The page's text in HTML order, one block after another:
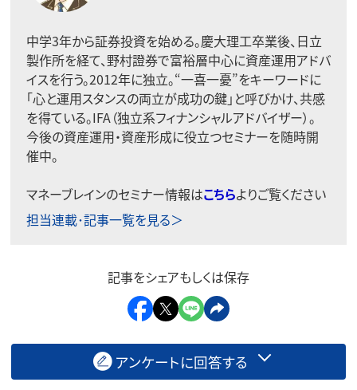
中学3年から証券投資を始める。慶大理工卒業後、日立
製作所を経て、野村證券で富裕層中心に資産運用アドバ
イスを行う。2012年に独立。“一喜一憂”をキーワードに
「心と運用スタンスの両立が成功の鍵」と呼びかけ、共感
を得ている。IFA（独立系フィナンシャルアドバイザー）。
今後の資産運用・資産形成に役立つセミナーを随時開
催中。
マネーブレインのセミナー情報はこちらよりご覧ください
担当連載･記事一覧を見る＞
記事をシェアもしくは保存
アンケートに回答する